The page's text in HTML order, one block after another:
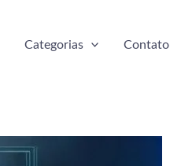
Categorias Contato